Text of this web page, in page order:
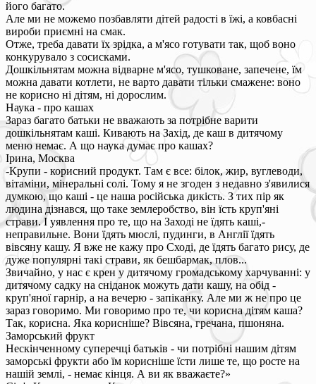
його багато.
Але ми не можемо позбавляти дітей радості в їжі, а ковбасні
вироби приємні на смак.
Отже, треба давати їх зрідка, а м'ясо готувати так, щоб воно
конкурувало з сосисками.
Дошкільнятам можна відварне м'ясо, тушковане, запечене, їм
можна давати котлети, не варто давати тільки смажене: воно
не корисно ні дітям, ні дорослим.
Наука - про кашах
Зараз багато батьки не вважають за потрібне варити
дошкільнятам каші. Кивають на Захід, де каш в дитячому
меню немає. А що наука думає про кашах?
Ірина, Москва
-Крупи - корисний продукт. Там є все: білок, жир, вуглеводи,
вітаміни, мінеральні солі. Тому я не згоден з недавно з'явилися
думкою, що каші - це наша російська дикість. З тих пір як
людина дізнався, що таке землеробство, він їсть круп'яні
страви. І уявлення про те, що на Заході не їдять каші,-
неправильне. Вони їдять мюслі, пудинги, в Англії їдять
вівсяну кашу. Я вже не кажу про Сході, де їдять багато рису, де
дуже популярні такі страви, як бешбармак, плов...
Звичайно, у нас є крен у дитячому громадському харчуванні: у
дитячому садку на сніданок можуть дати кашу, на обід -
круп'яної гарнір, а на вечерю - запіканку. Але ми ж не про це
зараз говоримо. Ми говоримо про те, чи корисна дітям каша?
Так, корисна. Яка корисніше? Вівсяна, гречана, пшоняна.
Заморський фрукт
Нескінченному суперечці батьків - чи потрібні нашим дітям
заморські фрукти або їм корисніше їсти лише те, що росте на
нашій землі, - немає кінця. А ви як вважаєте?»